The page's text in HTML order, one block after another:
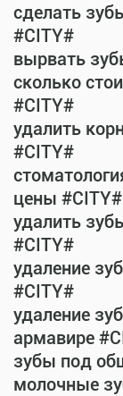
сделать
#CITY#
вырвать
сколько
#CITY#
удалить
#CITY#
цены #CITY#
удалить
#CITY#
удаление
#CITY#
удаление
армавире
зубы под
молочные